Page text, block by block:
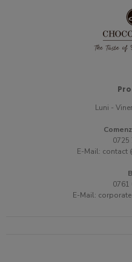
Luni -
0725
E-Mail: contact
0761
E-Mail: